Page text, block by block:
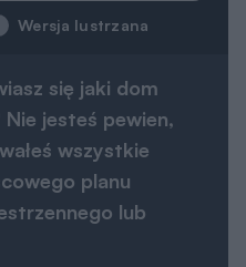
Wersja lustrzana
się jaki dom
jesteś pewien,
wszystkie
planu
lub